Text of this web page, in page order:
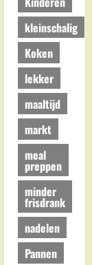
kleinschalig
Koken
lekker
maaltijd
markt
meal
preppen
minder
frisdrank
nadelen
Pannen